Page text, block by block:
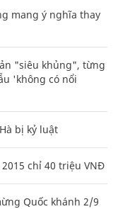
mang ý nghĩa thay
"siêu khủng", từng
'không có nổi
bị kỷ luật
chỉ 40 triệu VNĐ
Quốc khánh 2/9